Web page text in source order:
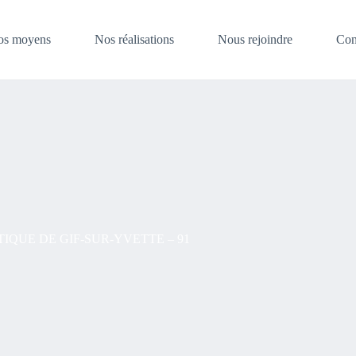
moyens Nos réalisations Nous rejoindre